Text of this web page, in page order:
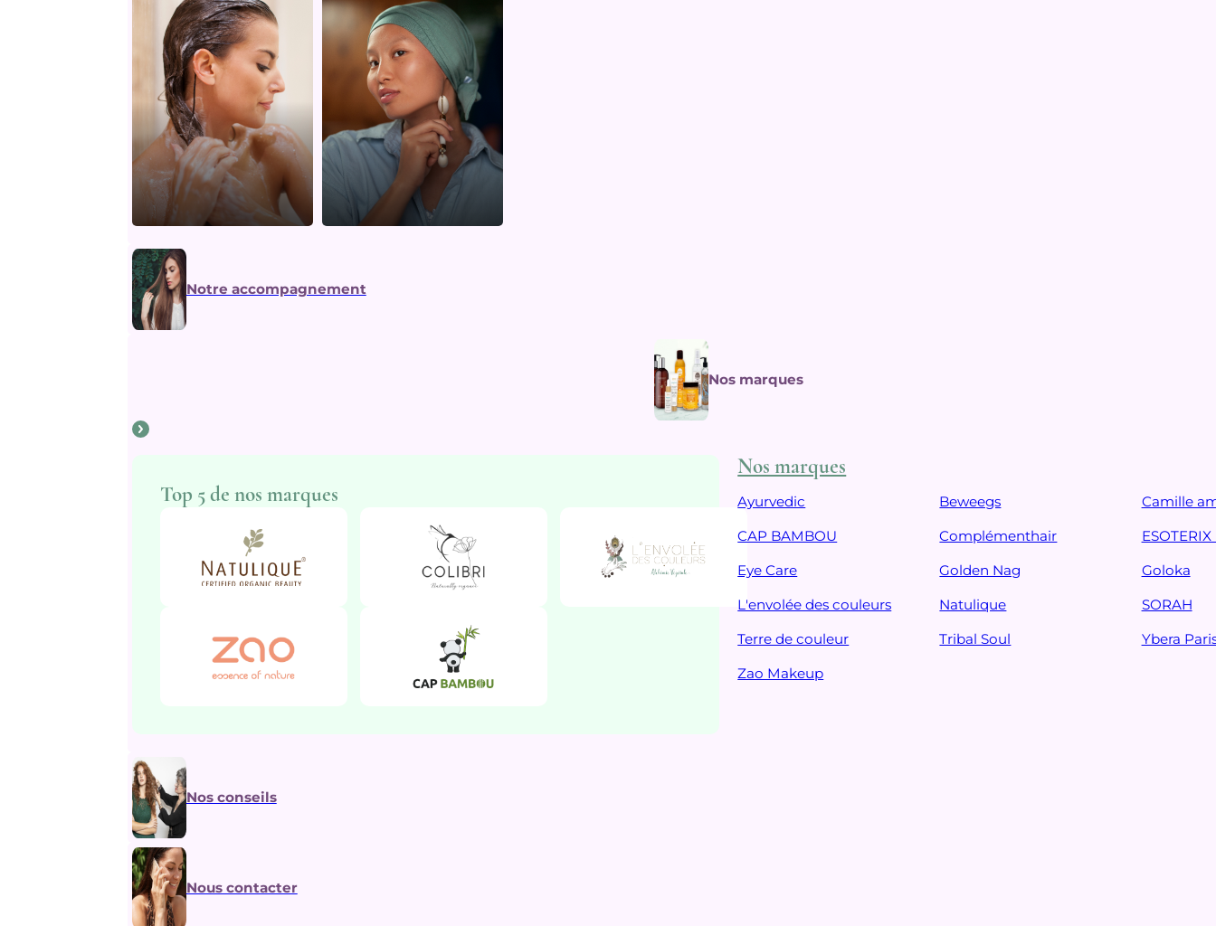
Notre accompagnement
Nos marques
Top 5 de nos marques
Nos marques
Ayurvedic Beweegs
Camille
CAP BAMBOU
Complémenthair
Eye Care
Golden Nag
Goloka
L'envolée des couleurs
Natulique
SORAH
Terre de couleur
Tribal Soul
Ybera
Zao Makeup
Nos conseils
Nous contacter